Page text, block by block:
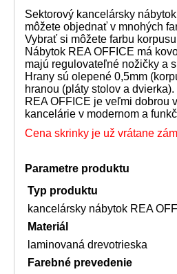
Sektorový kancelársky
môžete objednať v mnohých
Vybrať si môžete farbu
Nábytok REA OFFICE má
majú regulovateľné nožičky a
Hrany sú olepené 0,5mm
hranou (pláty stolov a
REA OFFICE je veľmi dobrou
kancelárie v modernom a
Cena skrinky je už vrátane
Parametre produktu
Typ produktu
kancelársky nábytok REA
Materiál
laminovaná drevotrieska
Farebné prevedenie